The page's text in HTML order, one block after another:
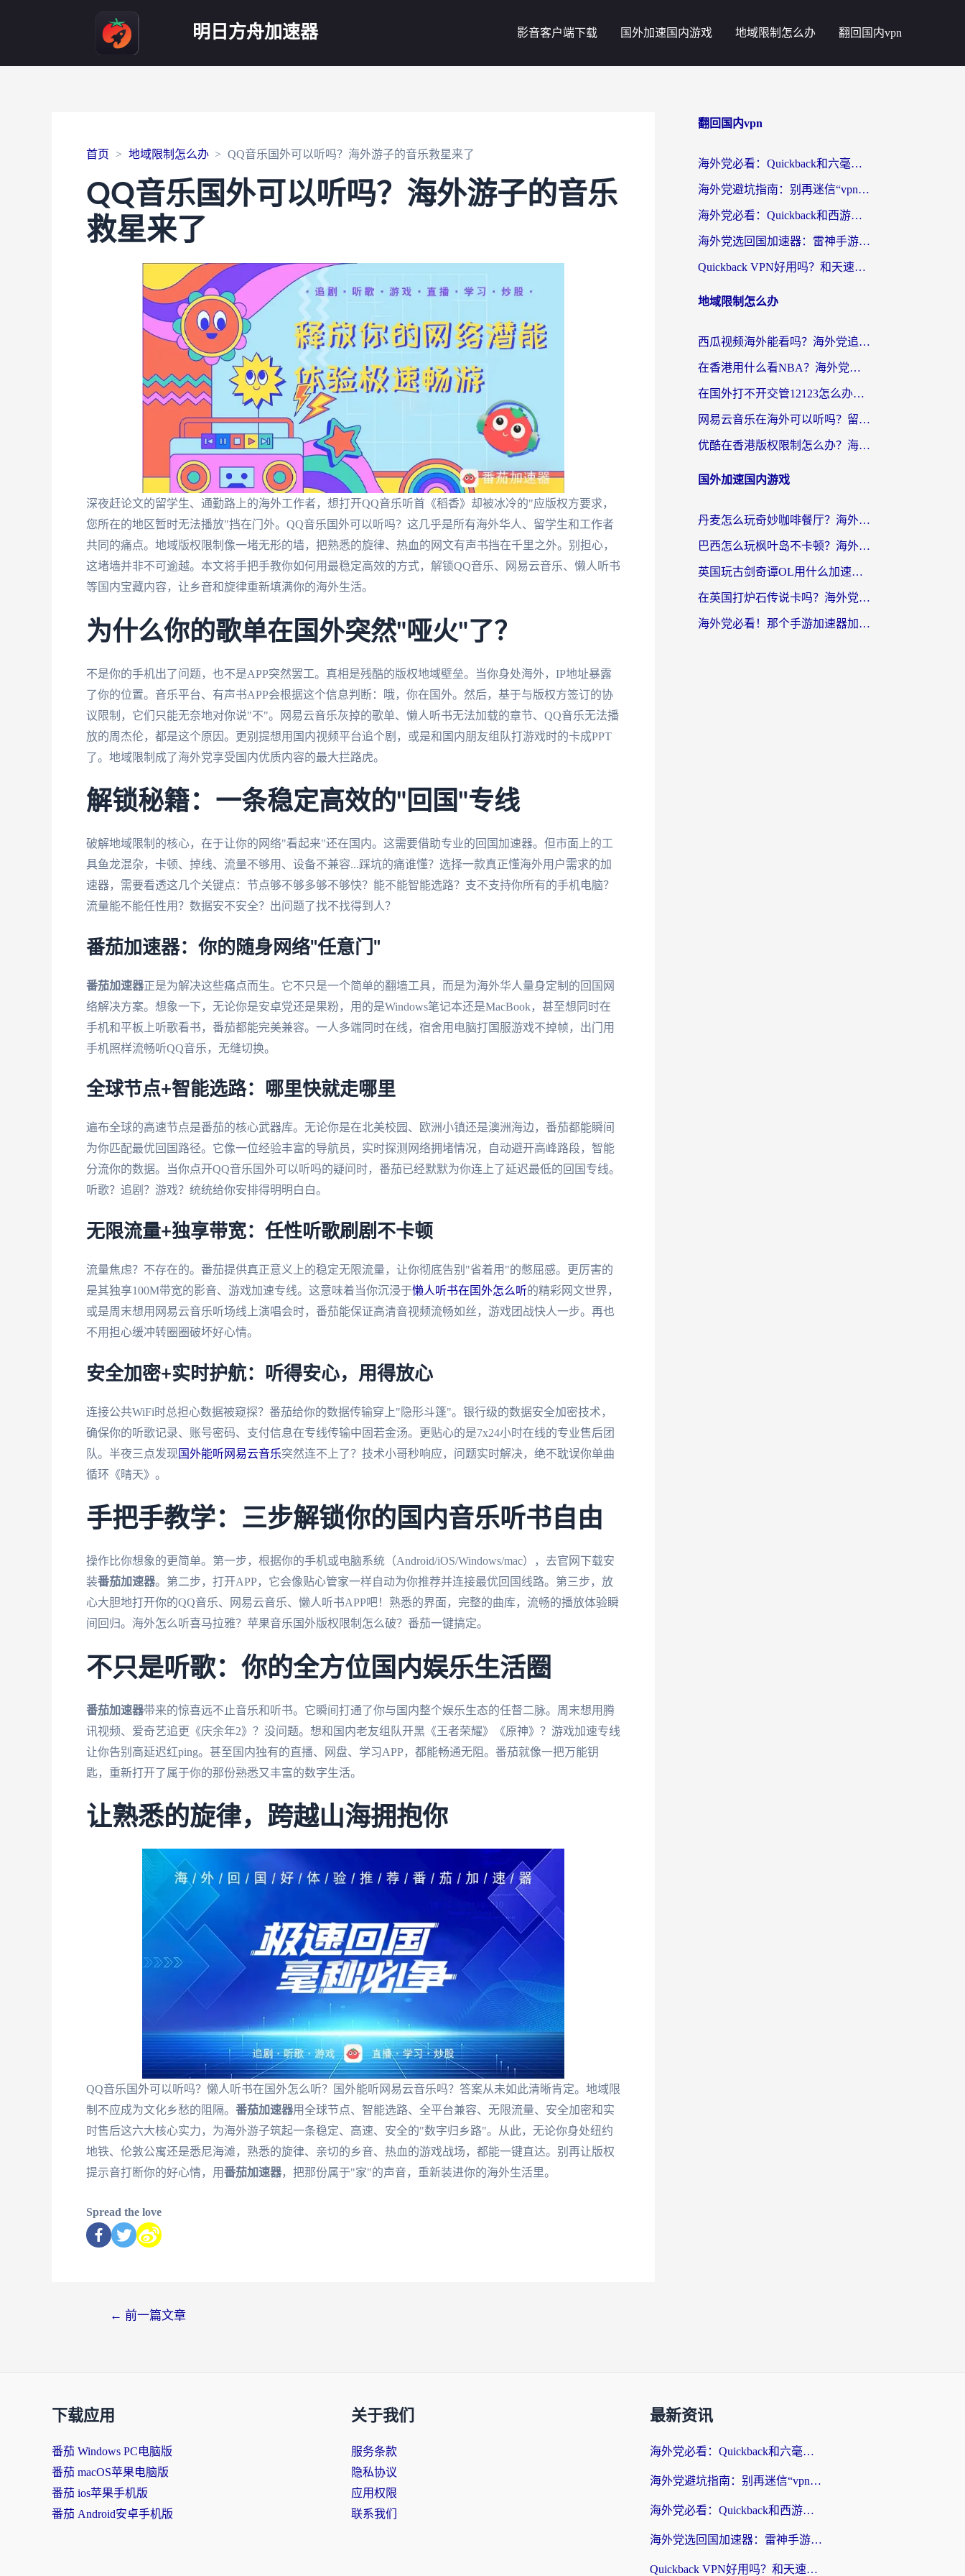
明日方舟加速器 影音客户端下载 国外加速国内游戏 地域限制怎么办 翻回国内vpn
首页 地域限制怎么办 QQ音乐国外可以听吗？海外游子的音乐救星来了
QQ音乐国外可以听吗？海外游子的音乐
救星来了
深夜赶论文的留学生、通勤路上的海外工作者，想打开QQ音乐听首《稻香》却被冰冷的"应版权方要求，
您所在的地区暂时无法播放"挡在门外。QQ音乐国外可以听吗？这几乎是所有海外华人、留学生和工作者
共同的痛点。地域版权限制像一堵无形的墙，把熟悉的旋律、热血的网文有声书挡在千里之外。别担心，
这堵墙并非不可逾越。本文将手把手教你如何用最稳定高效的方式，解锁QQ音乐、网易云音乐、懒人听书
等国内宝藏内容，让乡音和旋律重新填满你的海外生活。
为什么你的歌单在国外突然"哑火"了？
不是你的手机出了问题，也不是APP突然罢工。真相是残酷的版权地域壁垒。当你身处海外，IP地址暴露
了你的位置。音乐平台、有声书APP会根据这个信息判断：哦，你在国外。然后，基于与版权方签订的协
议限制，它们只能无奈地对你说"不"。网易云音乐灰掉的歌单、懒人听书无法加载的章节、QQ音乐无法播
放的周杰伦，都是这个原因。更别提想用国内视频平台追个剧，或是和国内朋友组队打游戏时的卡成PPT
了。地域限制成了海外党享受国内优质内容的最大拦路虎。
解锁秘籍：一条稳定高效的"回国"专线
破解地域限制的核心，在于让你的网络"看起来"还在国内。这需要借助专业的回国加速器。但市面上的工
具鱼龙混杂，卡顿、掉线、流量不够用、设备不兼容...踩坑的痛谁懂？选择一款真正懂海外用户需求的加
速器，需要看透这几个关键点：节点够不够多够不够快？能不能智能选路？支不支持你所有的手机电脑？
流量能不能任性用？数据安不安全？出问题了找不找得到人？
番茄加速器：你的随身网络"任意门"
番茄加速器正是为解决这些痛点而生。它不只是一个简单的翻墙工具，而是为海外华人量身定制的回国网
络解决方案。想象一下，无论你是安卓党还是果粉，用的是Windows笔记本还是MacBook，甚至想同时在
手机和平板上听歌看书，番茄都能完美兼容。一人多端同时在线，宿舍用电脑打国服游戏不掉帧，出门用
手机照样流畅听QQ音乐，无缝切换。
全球节点+智能选路：哪里快就走哪里
遍布全球的高速节点是番茄的核心武器库。无论你是在北美校园、欧洲小镇还是澳洲海边，番茄都能瞬间
为你匹配最优回国路径。它像一位经验丰富的导航员，实时探测网络拥堵情况，自动避开高峰路段，智能
分流你的数据。当你点开QQ音乐国外可以听吗的疑问时，番茄已经默默为你连上了延迟最低的回国专线。
听歌？追剧？游戏？统统给你安排得明明白白。
无限流量+独享带宽：任性听歌刷剧不卡顿
流量焦虑？不存在的。番茄提供真正意义上的稳定无限流量，让你彻底告别"省着用"的憋屈感。更厉害的
是其独享100M带宽的影音、游戏加速专线。这意味着当你沉浸于懒人听书在国外怎么听的精彩网文世界，
或是周末想用网易云音乐听场线上演唱会时，番茄能保证高清音视频流畅如丝，游戏团战快人一步。再也
不用担心缓冲转圈圈破坏好心情。
安全加密+实时护航：听得安心，用得放心
连接公共WiFi时总担心数据被窥探？番茄给你的数据传输穿上"隐形斗篷"。银行级的数据安全加密技术，
确保你的听歌记录、账号密码、支付信息在专线传输中固若金汤。更贴心的是7x24小时在线的专业售后团
队。半夜三点发现国外能听网易云音乐突然连不上了？技术小哥秒响应，问题实时解决，绝不耽误你单曲
循环《晴天》。
手把手教学：三步解锁你的国内音乐听书自由
操作比你想象的更简单。第一步，根据你的手机或电脑系统（Android/iOS/Windows/mac），去官网下载安
装番茄加速器。第二步，打开APP，它会像贴心管家一样自动为你推荐并连接最优回国线路。第三步，放
心大胆地打开你的QQ音乐、网易云音乐、懒人听书APP吧！熟悉的界面，完整的曲库，流畅的播放体验瞬
间回归。海外怎么听喜马拉雅？苹果音乐国外版权限制怎么破？番茄一键搞定。
不只是听歌：你的全方位国内娱乐生活圈
番茄加速器带来的惊喜远不止音乐和听书。它瞬间打通了你与国内整个娱乐生态的任督二脉。周末想用腾
讯视频、爱奇艺追更《庆余年2》？没问题。想和国内老友组队开黑《王者荣耀》《原神》？游戏加速专线
让你告别高延迟红ping。甚至国内独有的直播、网盘、学习APP，都能畅通无阻。番茄就像一把万能钥
匙，重新打开了属于你的那份熟悉又丰富的数字生活。
让熟悉的旋律，跨越山海拥抱你
QQ音乐国外可以听吗？懒人听书在国外怎么听？国外能听网易云音乐吗？答案从未如此清晰肯定。地域限
制不应成为文化乡愁的阻隔。 番茄加速器用全球节点、智能选路、全平台兼容、无限流量、安全加密和实
时售后这六大核心实力，为海外游子筑起一条稳定、高速、安全的"数字归乡路"。从此，无论你身处纽约
地铁、伦敦公寓还是悉尼海滩，熟悉的旋律、亲切的乡音、热血的游戏战场，都能一键直达。别再让版权
提示音打断你的好心情，用番茄加速器，把那份属于"家"的声音，重新装进你的海外生活里。
Spread the love
← 前一篇文章
翻回国内vpn
海外党必看：Quickback和六毫秒好用吗？3步选对回国加速器，无缝刷国内剧玩游戏
海外党避坑指南：别再迷信“vpn 中国免费”，选对回国加速器才能无缝刷国内资源
海外党必看：Quickback和西游哪个好？3个维度教你选对回国加速器
海外党选回国加速器：雷神手游和云帆哪个好？附3组对比+避坑指南
Quickback VPN好用吗？和天速回国VPN对比哪个回国效果更好？海外党必看的真实体验指南
地域限制怎么办
西瓜视频海外能看吗？海外党追剧看片的终极解决方案来了
在香港用什么看NBA？海外党解锁国内体育直播的终极攻略
在国外打不开交管12123怎么办？海外华人必看的回国加速全攻略
网易云音乐在海外可以听吗？留学生亲测有效的回国加速方案
优酷在香港版权限制怎么办？海外党亲测有效的追剧加速方案
国外加速国内游戏
丹麦怎么玩奇妙咖啡餐厅？海外党国服游戏加速全攻略（附灌篮高手元气骑士实测）
巴西怎么玩枫叶岛不卡顿？海外玩家国服游戏加速器终极指南（含战双野兽领主提速秘籍）
英国玩古剑奇谭OL用什么加速器比较好？留学生亲测有效的国服游戏加速指南
在英国打炉石传说卡吗？海外党国服游戏不卡顿的终极指南
海外党必看！那个手游加速器加速放开那三国3最好？一篇解决国服游戏卡顿难题
下载应用
番茄 Windows PC电脑版
番茄 macOS苹果电脑版
番茄 ios苹果手机版
番茄 Android安卓手机版
关于我们
服务条款
隐私协议
应用权限
联系我们
最新资讯
海外党必看：Quickback和六毫秒好用吗？3步选对回国加速器，无缝刷国内剧玩游戏
海外党避坑指南：别再迷信“vpn 中国免费”，选对回国加速器才能无缝刷国内资源
海外党必看：Quickback和西游哪个好？3个维度教你选对回国加速器
海外党选回国加速器：雷神手游和云帆哪个好？附3组对比+避坑指南
Quickback VPN好用吗？和天速回国VPN对比哪个回国效果更好？海外党必看的真实体验指南